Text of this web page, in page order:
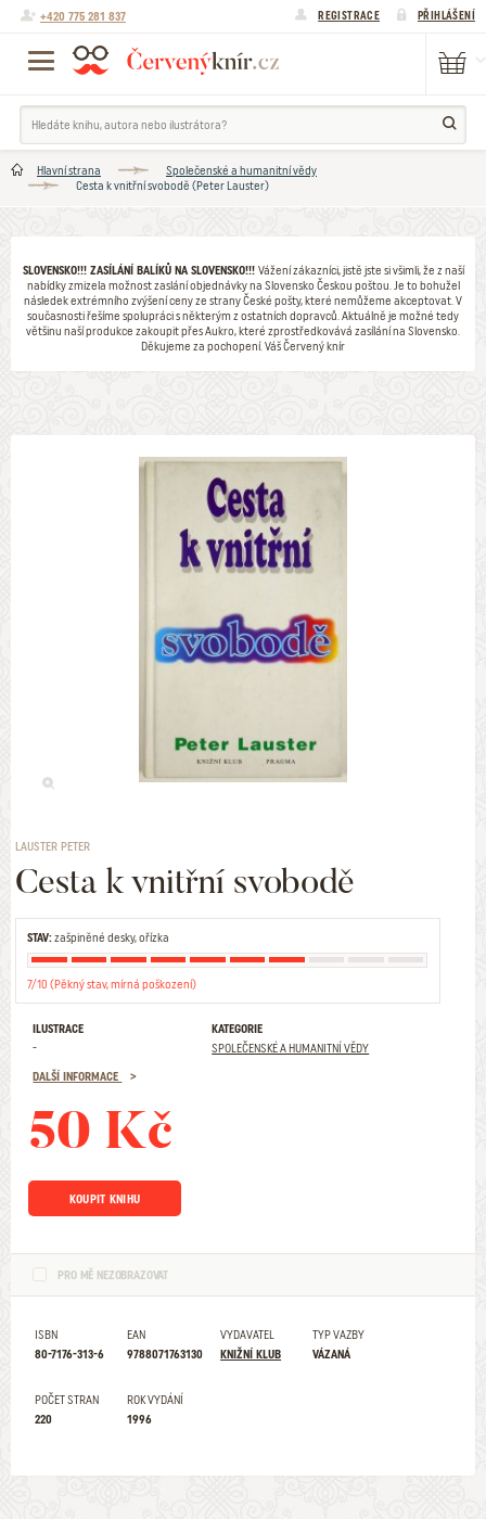
+420 775 281 837 REGISTRACE PŘIHLÁŠENÍ
Hlavní strana
Společenské a humanitní vědy
Cesta k vnitřní svobodě (Peter Lauster)
SLOVENSKO!!! ZASÍLÁNÍ BALÍKŮ NA SLOVENSKO!!! Vážení zákazníci, jistě jste si všimli, že z naší
nabídky zmizela možnost zaslání objednávky na Slovensko Českou poštou. Je to bohužel
následek extrémního zvýšení ceny ze strany České pošty, které nemůžeme akceptovat. V
současnosti řešíme spolupráci s některým z ostatních dopravců. Aktuálně je možné tedy
většinu naší produkce zakoupit přes Aukro, které zprostředkovává zasílání na Slovensko.
Děkujeme za pochopení. Váš Červený knír
LAUSTER PETER
Cesta k vnitřní svobodě
STAV:zašpiněné desky, ořízka
7/10 (Pěkný stav, mírná poškození)
ILUSTRACE
-
KATEGORIE
SPOLEČENSKÉ A HUMANITNÍ VĚDY
DALŠÍ INFORMACE
50 Kč
KOUPIT KNIHU
PRO MĚ NEZOBRAZOVAT
ISBN
80-7176-313-6
EAN
9788071763130
VYDAVATEL
KNIŽNÍ KLUB
TYP VAZBY
VÁZANÁ
POČET STRAN
220
ROK VYDÁNÍ
1996